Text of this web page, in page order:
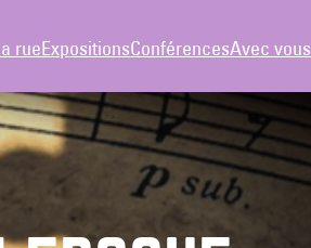
rueExpositionsConférencesAvec vous